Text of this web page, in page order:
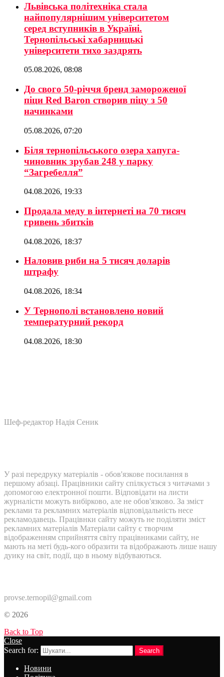
Львівська політехніка стала
найпопулярнішим університетом
серед вступників в Україні.
Тернопільські хабарницькі
університети тихо заздрять
05.08.2026, 08:08
До свого 50-річчя бренд замороженої
піци Red Baron створив піцу з 50
начинками
05.08.2026, 07:20
Біля тернопільського озера хапуга-
чиновник зрубав 248 у парку
“Загребелля”
04.08.2026, 19:33
Продала меду в інтернеті на 70 тисяч
гривень збитків
04.08.2026, 18:37
Наловив риби на 5 тисяч доларів
штрафу
04.08.2026, 18:34
У Тернополі встановлено новий
температурний рекорд
04.08.2026, 18:30
Шеф-редактор Надія Сеник
У разі передруку матеріалів - обов'язкове посилання в
першому абзаці. Працівники сайту спілкується з читачами з
допомогою електронної пошти. Відповідати на листи
журналісти можуть вибірково, але не обов'язково. За зміст
реклами та рекламних матеріалів відповідальність несе
рекламодавець. Працівнки сайту можуть не поділяти зміст
рекламних матеріалів Матеріали сайту є творчим
відображенням сприйняття світу працівниками сайту, не
мають на меті будь-кого образити та відображають лише нашу
дуику на світ, події, що в ньому відбуваються.
provse.ternopil@gmail.com
© 2026
Back to Top
Close
Search for:
Search
Новини